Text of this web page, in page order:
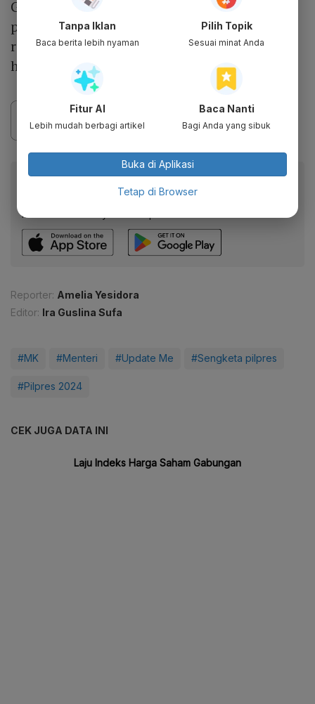
Gibran, Otto Hasibuan, mengatakan
permintaan tersebut perlu dipertimbangkan
relevansinya terhadap perkara perselisihan
hasil pemilu.
Baca artikel ini lewat aplikasi mobile.
Dapatkan pengalaman membaca lebih nyaman dan nikmati
fitur menarik lainnya lewat aplikasi mobile Katadata.
Reporter: Amelia Yesidora
Editor: Ira Guslina Sufa
#MK #Menteri #Update Me #Sengketa pilpres
#Pilpres 2024
CEK JUGA DATA INI
Tanpa Iklan
Baca berita lebih nyaman
Pilih Topik
Sesuai minat Anda
Fitur AI
Lebih mudah berbagi artikel
Baca Nanti
Bagi Anda yang sibuk
Buka di Aplikasi
Tetap di Browser